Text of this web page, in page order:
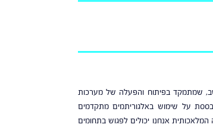
שמתמקד בפיתוח והפעלה של מערכות
על שימוש באלגוריתמים מתקדמים
אנחנו יכולים לפגוש בתחומים